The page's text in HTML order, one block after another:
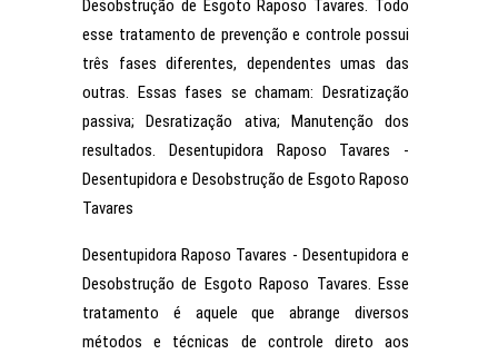
Desobstrução de Esgoto Raposo Tavares. Todo
esse tratamento de prevenção e controle possui
três fases diferentes, dependentes umas das
outras. Essas fases se chamam: Desratização
passiva; Desratização ativa; Manutenção dos
resultados. Desentupidora Raposo Tavares -
Desentupidora e Desobstrução de Esgoto Raposo
Tavares
Desentupidora Raposo Tavares - Desentupidora e
Desobstrução de Esgoto Raposo Tavares. Esse
tratamento é aquele que abrange diversos
métodos e técnicas de controle direto aos